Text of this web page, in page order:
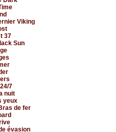
Viking
37
Sun
7
nuit
yeux
de fer
évasion